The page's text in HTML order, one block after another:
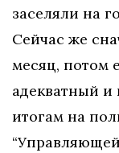
заселяли на
Сейчас же
месяц, потом
адекватный и
итогам на